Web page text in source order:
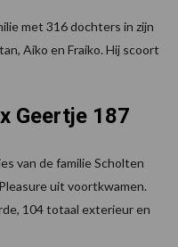
met 316 dochters in zijn
Aiko en Fraiko. Hij scoort
Geertje 187
van de familie Scholten
uit voortkwamen.
104 totaal exterieur en